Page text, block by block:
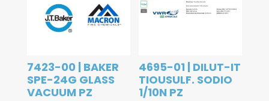
7423-00 | BAKER
SPE-24G GLASS
VACUUM PZ
4695-01 | DILUT-IT
TIOUSULF. SODIO
1/10N PZ